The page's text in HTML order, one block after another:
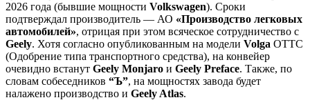
2026 года (бывшие мощности Volkswagen). Сроки
подтверждал производитель — АО «Производство легковых
автомобилей», отрицая при этом всяческое сотрудничество с
Geely. Хотя согласно опубликованным на модели Volga ОТТС
(Одобрение типа транспортного средства), на конвейер
очевидно встанут Geely Monjaro и Geely Preface. Также, по
словам собеседников “Ъ”, на мощностях завода будет
налажено производство и Geely Atlas.